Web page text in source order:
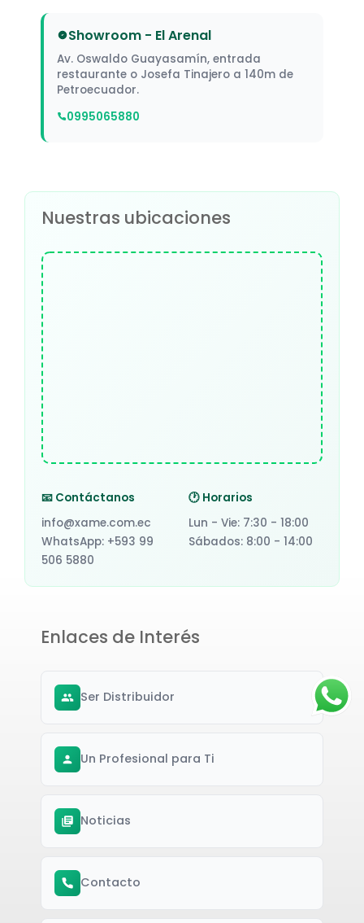
Showroom - El Arenal
Av. Oswaldo Guayasamín, entrada
restaurante o Josefa Tinajero a 140m de
Petroecuador.
0995065880
Nuestras ubicaciones
📧 Contáctanos
info@xame.com.ec
WhatsApp: +593 99
506 5880
🕐 Horarios
Lun - Vie: 7:30 - 18:00
Sábados: 8:00 - 14:00
Enlaces de Interés
Ser Distribuidor
Un Profesional para Ti
Noticias
Contacto